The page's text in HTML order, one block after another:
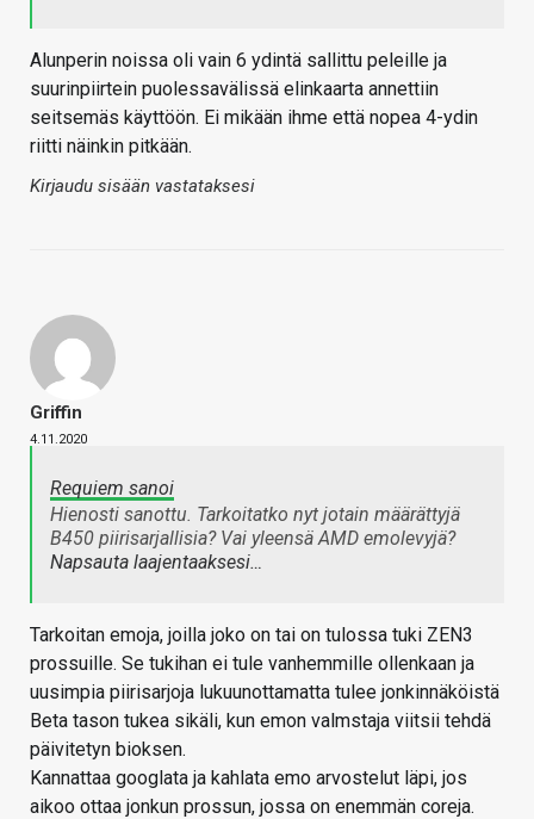
Alunperin noissa oli vain 6 ydintä sallittu peleille ja
suurinpiirtein puolessavälissä elinkaarta annettiin
seitsemäs käyttöön. Ei mikään ihme että nopea 4-ydin
riitti näinkin pitkään.
Kirjaudu sisään vastataksesi
Griffin
4.11.2020
Requiem sanoi
Hienosti sanottu. Tarkoitatko nyt jotain määrättyjä
B450 piirisarjallisia? Vai yleensä AMD emolevyjä?
Napsauta laajentaaksesi…
Tarkoitan emoja, joilla joko on tai on tulossa tuki ZEN3
prossuille. Se tukihan ei tule vanhemmille ollenkaan ja
uusimpia piirisarjoja lukuunottamatta tulee jonkinnäköistä
Beta tason tukea sikäli, kun emon valmstaja viitsii tehdä
päivitetyn bioksen.
Kannattaa googlata ja kahlata emo arvostelut läpi, jos
aikoo ottaa jonkun prossun, jossa on enemmän coreja.